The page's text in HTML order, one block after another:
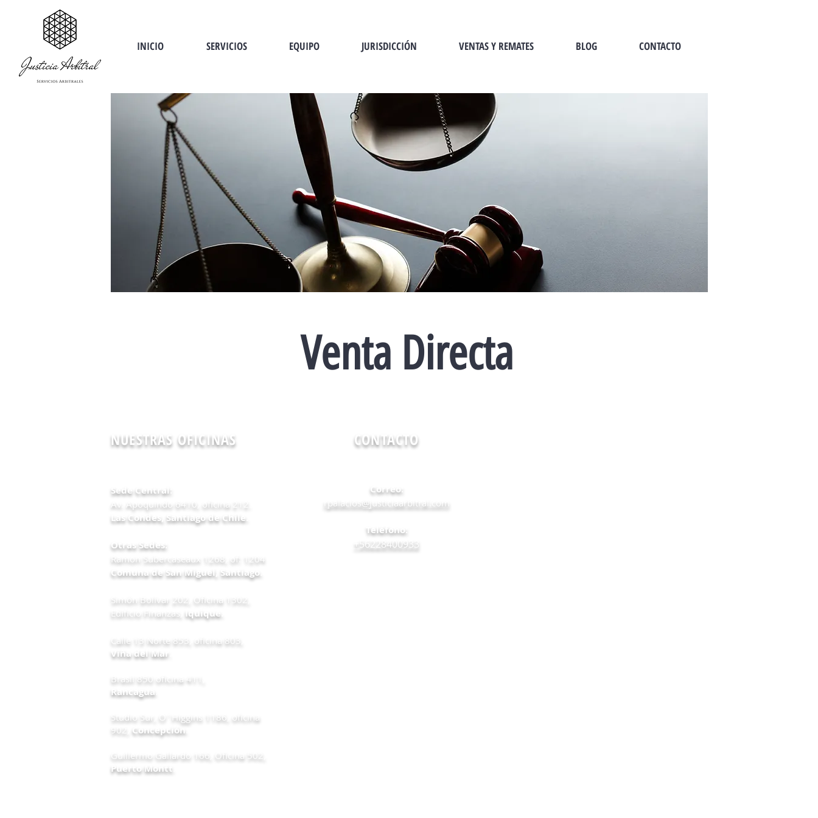
INICIO SERVICIOS EQUIPO JURISDICCIÓN VENTAS Y REMATES BLOG CONTACTO
Venta Directa
NUESTRAS OFICINAS
Sede Central:
Av. Apoquindo 6410, oficina 212.
Las Condes, Santiago de Chile.
Otras Sedes:
Ramon Subercaseaux 1268, of: 1204
Comuna de San Miguel, Santiago.
Simón Bolívar 202, Oficina 1302,
Edificio Finanzas, Iquique.
Calle 13 Norte 853, oficina 803,
Viña del Mar
Brasil 850 oficina 411,
Rancagua
Studio Sur, O´Higgins 1186, oficina
902, Concepción
Guillermo Gallardo 166, Oficina 502,
Puerto Montt
CONTACTO
Correo:
rpalacios@justiciaarbitral.com
Teléfono:
+56228400933